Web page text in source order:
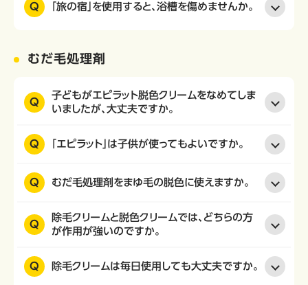
Q 「旅の宿」を使用すると、浴槽を傷めませんか。
むだ毛処理剤
Q
子どもがエピラット脱色クリームをなめてしま
いましたが、大丈夫ですか。
Q 「エピラット」は子供が使ってもよいですか。
Q むだ毛処理剤をまゆ毛の脱色に使えますか。
Q
除毛クリームと脱色クリームでは、どちらの方
が作用が強いのですか。
Q 除毛クリームは毎日使用しても大丈夫ですか。